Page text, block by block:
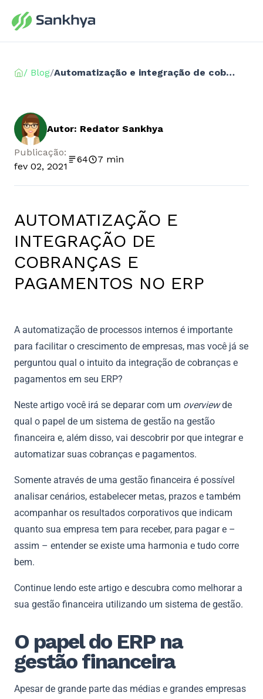
/ Blog/ Automatização e integração de cobranças e pagamentos no ERP
Autor: Redator Sankhya
Publicação:
fev 02, 2021
64 7 min
AUTOMATIZAÇÃO E
INTEGRAÇÃO DE
COBRANÇAS E
PAGAMENTOS NO ERP
A automatização de processos internos é importante
para facilitar o crescimento de empresas, mas você já se
perguntou qual o intuito da integração de cobranças e
pagamentos em seu ERP?
Neste artigo você irá se deparar com um overviewde
qual o papel de um sistema de gestão na gestão
financeira e, além disso, vai descobrir por que integrar e
automatizar suas cobranças e pagamentos.
Somente através de uma gestão financeira é possível
analisar cenários, estabelecer metas, prazos e também
acompanhar os resultados corporativos que indicam
quanto sua empresa tem para receber, para pagar e –
assim – entender se existe uma harmonia e tudo corre
bem.
Continue lendo este artigo e descubra como melhorar a
sua gestão financeira utilizando um sistema de gestão.
O papel do ERP na
gestão financeira
Apesar de grande parte das médias e grandes empresas